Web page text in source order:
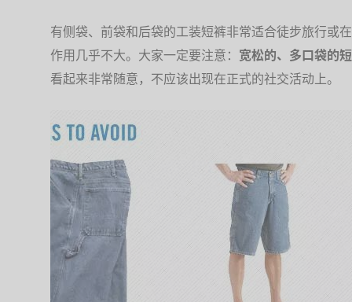
有侧袋、前袋和后袋的工装短裤非常适合徒步旅行或
作用几乎不大。大家一定要注意： 宽松的、多口袋的
看起来非常随意，不应该出现在正式的社交活动上。